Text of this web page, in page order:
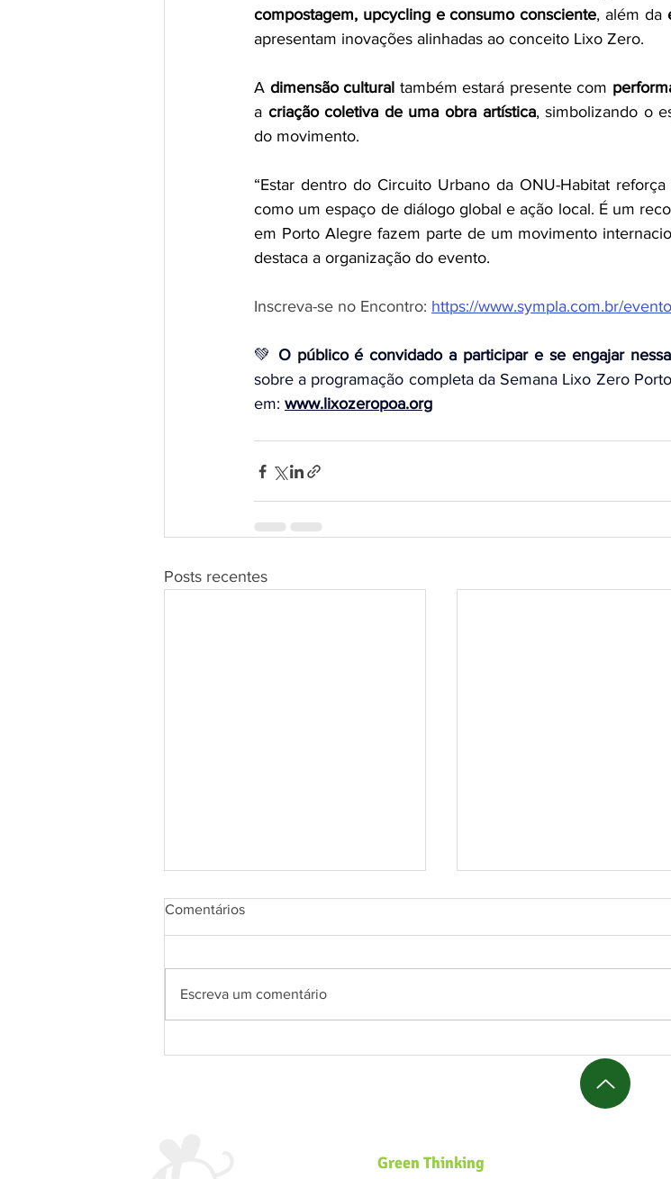
compostagem, upcycling e consumo consciente, além da
apresentam inovações alinhadas ao conceito Lixo Zero.
A dimensão cultural também estará presente com
a criação coletiva de uma obra artística, simbolizando o
do movimento.
“Estar dentro do Circuito Urbano da ONU-Habitat
como um espaço de diálogo global e ação local. É um
em Porto Alegre fazem parte de um movimento
destaca a organização do evento.
Inscreva-se no Encontro: https://www.sympla.com.br/
💚 O público é convidado a participar e se engajar
sobre a programação completa da Semana Lixo Zero
em: www.lixozeropoa.org
Posts recentes
Ambientais inicia na APAE
Marau com práticas
Comentários
Escreva um comentário
Green Thinking